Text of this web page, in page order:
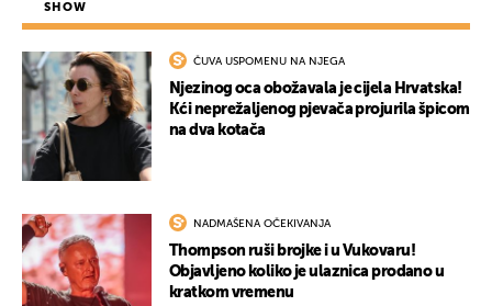
SHOW
ČUVA USPOMENU NA NJEGA
Njezinog oca obožavala je cijela Hrvatska!
Kći neprežaljenog pjevača projurila špicom
na dva kotača
NADMAŠENA OČEKIVANJA
Thompson ruši brojke i u Vukovaru!
Objavljeno koliko je ulaznica prodano u
kratkom vremenu